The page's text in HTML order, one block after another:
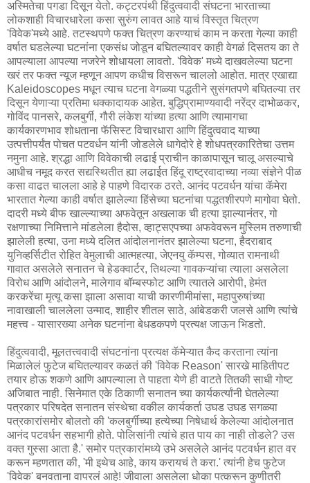
अस्मितेचा पगडा दिसून येतो. कट्टरपंथी हिंदुत्ववादी संघटना भारताच्या
लोकशाही विचारधारेला कसा सुरुंग लावत आहे याचं विस्तृत चित्रण
'विवेक'मध्ये आहे. तटस्थपणे फक्त चित्रण करण्याचं काम न करता गेल्या काही
वर्षात घडलेल्या घटनांना एकसंध जोडून बघितल्यावर काही वेगळं दिसतय का ते
आपल्याला आपल्या नजरेने शोधायला लावतो. 'विवेक' मध्ये दाखवलेल्या घटना
खरं तर फक्त न्यूज म्हणून आपण कधीच विसरून चाललो आहोत. मात्र एखाद्या
Kaleidoscopes मधून त्याच घटना वेगळ्या पद्धतीने सुसंगतपणे बघितल्या तर
दिसून येणाऱ्या प्रतिमा धक्कादायक आहेत. बुद्धिप्रामाण्यवादी नरेंद्र दाभोळकर,
गोविंद पानसरे, कलबुर्गी, गौरी लंकेश यांच्या हत्या आणि त्यामागचा
कार्यकारणभाव शोधताना फॅसिस्ट विचारधारा आणि हिंदुत्ववाद याच्या
उत्पत्तीपर्यंत पोचत पटवर्धन यांनी जोडलेले धागेदोरे हे शोधपत्रकारितेचा उत्तम
नमुना आहे. श्रद्धा आणि विवेकाची लढाई प्राचीन काळापासून चालू असल्याचे
आधीच नमूद करत सद्यस्थितीत ह्या लढाईत हिंदू राष्ट्रवादाच्या नव्या संज्ञेने पीळ
कसा वाढत चालला आहे हे पाहणे विदारक ठरते. आनंद पटवर्धन यांचा कॅमेरा
भारतात गेल्या काही वर्षात झालेल्या हिंसेच्या घटनांचा पद्धतशीरपणे मागोवा घेतो.
दादरी मध्ये बीफ खाल्ल्याच्या अफवेतून अखलाक ची हत्या झाल्यानंतर, गो
रक्षणाच्या निमित्ताने मांडलेला हैदोस, व्हाट्सएपच्या अफवेवरून मुस्लिम तरुणाची
झालेली हत्या, उना मध्ये दलित आंदोलनानंतर झालेल्या घटना, हैदराबाद
युनिव्हर्सिटीत रोहित वेमुलाची आत्महत्या, जेएनयु कॅम्पस, गोव्यात रामनाथी
गावात असलेले सनातन चे हेडक्वार्टर, तिथल्या गावकऱ्यांचा त्याला असलेला
विरोध आणि आंदोलने, मालेगाव बॉम्बस्फोट आणि त्यातले आरोपी, हेमंत
करकरेंचा मृत्यू कसा झाला असावा याची कारणीमीमांसा, महापुरुषांच्या
नावाखाली चाललेला उन्माद, शाहीर शीतल साठे, आंबेडकरी जलसे आणि त्यांचे
महत्त्व - यासारख्या अनेक घटनांना बेधडकपणे प्रत्यक्ष जाऊन भिडतो.
हिंदुत्ववादी, मूलतत्त्ववादी संघटनांना प्रत्यक्ष कॅमेऱ्यात कैद करताना त्यांना
मिळालेलं फुटेज बघितल्यावर कळतं की 'विवेक Reason' सारखे माहितीपट
तयार होऊ शकणे आणि आपल्याला ते पाहता येणे ही वाटते तितकी साधी गोष्ट
अजिबात नाही. सिनेमात एके ठिकाणी सनातन च्या कार्यकर्त्यांनी घेतलेल्या
पत्रकार परिषदेत सनातन संस्थेचा वकील कार्यकर्ता उघड उघड सगळ्या
पत्रकारांसमोर बोलतो की 'कलबुर्गीच्या हत्येच्या निषेधार्थ केलेल्या आंदोलनात
आनंद पटवर्धन सहभागी होते. पोलिसांनी त्यांचे हात पाय का नाही तोडले? उस
वक्त गुस्सा आता है.' समोर पत्रकारांमध्ये उभे असलेले आनंद पटवर्धन हात वर
करून म्हणतात की, 'मी इथेच आहे, काय करायचं ते करा.' त्यांनी हेच फुटेज
'विवेक' बनवताना वापरलं आहे! जीवाला असलेला धोका पत्करून कुणीतरी